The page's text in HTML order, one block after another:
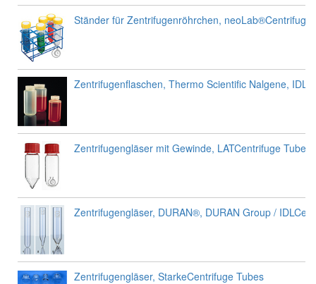
Ständer für Zentrifugenröhrchen, neoLab®Centrifuge
Zentrifugenflaschen, Thermo Scientific Nalgene,
Zentrifugengläser mit Gewinde, LATCentrifuge Tubes
Zentrifugengläser, DURAN®, DURAN Group /
Zentrifugengläser, StarkeCentrifuge Tubes